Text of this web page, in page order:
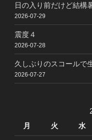
日の入り前だけど結構
2026-07-29
震度４
2026-07-28
久しぶりのスコールで
2026-07-27
月
火 水